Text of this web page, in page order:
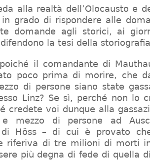
alla realtà dell’Olocausto e
grado di rispondere alle
domande agli storici, ai
la tesi della
il comandante di
poco prima di morire, che
di persone siano state
Linz? Se sì, perché non lo
credete voi dunque alla
mezzo di persone ad
di Höss – di cui è provato
riferiva di tre milioni di morti
più degna di fede di quella